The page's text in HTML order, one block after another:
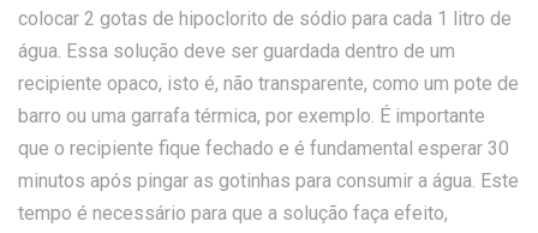
colocar 2 gotas de hipoclorito de sódio para cada 1 litro de
água. Essa solução deve ser guardada dentro de um
recipiente opaco, isto é, não transparente, como um pote de
barro ou uma garrafa térmica, por exemplo. É importante
que o recipiente fique fechado e é fundamental esperar 30
minutos após pingar as gotinhas para consumir a água. Este
tempo é necessário para que a solução faça efeito,